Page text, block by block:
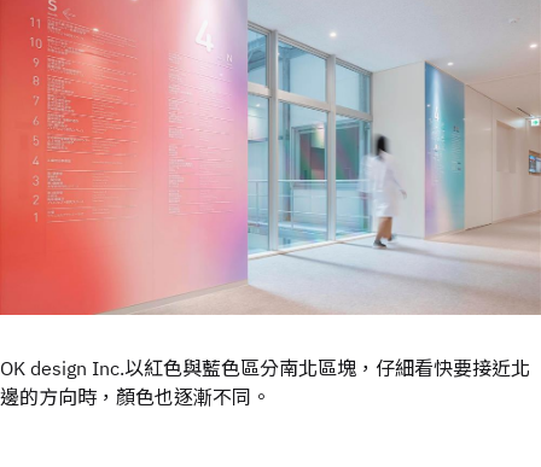
OK design Inc.以紅色與藍色區分南北區塊，仔細看快要接近北
邊的方向時，顏色也逐漸不同。